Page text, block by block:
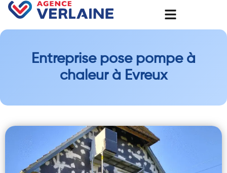
Entreprise pose pompe à
chaleur à Evreux